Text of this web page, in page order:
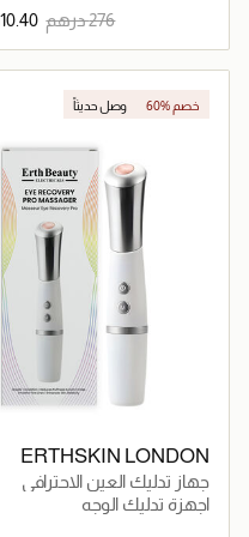
⁦276⁩ درهم
جاري تحميل التفاصيل
60% خصم وصل حديثاً
ERTHSKIN LONDON
جهاز تدليك العين الاحترافي
لاستعادة صحة العين
اجهزة تدليك الوجه